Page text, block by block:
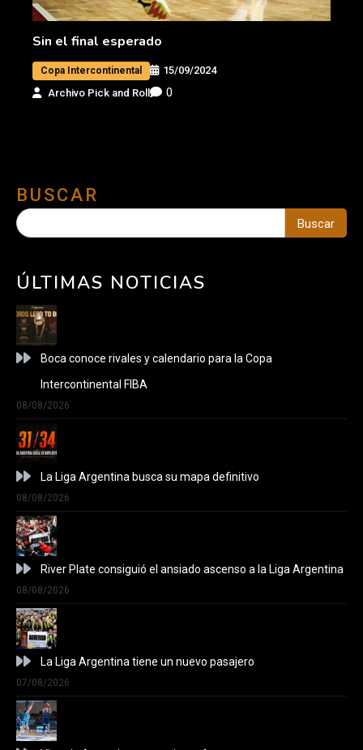
Sin el final esperado
Copa Intercontinental
15/09/2024
Archivo Pick and Roll
0
BUSCAR
Buscar
ÚLTIMAS NOTICIAS
Boca conoce rivales y calendario para la Copa
Intercontinental FIBA
08/08/2026
La Liga Argentina busca su mapa definitivo
08/08/2026
River Plate consiguió el ansiado ascenso a la Liga Argentina
08/08/2026
La Liga Argentina tiene un nuevo pasajero
07/08/2026